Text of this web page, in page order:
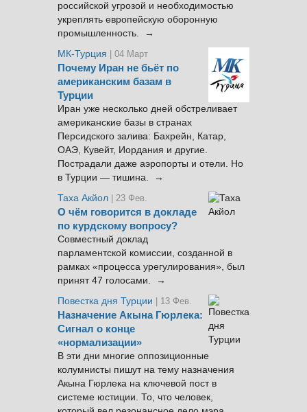
российской угрозой и необходимостью
укреплять европейскую оборонную
промышленность. →
МК-Турция
| 04 Март
Почему Иран не бьёт по
американским базам в
Турции
Иран уже несколько дней обстреливает
американские базы в странах
Персидского залива: Бахрейн, Катар,
ОАЭ, Кувейт, Иордания и другие.
Пострадали даже аэропорты и отели. Но
в Турции — тишина. →
Таха Акйол | 23 Фев.
О чём говорится в докладе
по курдскому вопросу?
Совместный доклад
парламентской комиссии, созданной в
рамках «процесса урегулирования», был
принят 47 голосами. →
Повестка дня Турции
| 13 Фев.
Назначение Акына Гюрлека:
Сигнал о конце
«нормализации»
В эти дни многие оппозиционные
колумнисты пишут на тему назначения
Акына Гюрлека на ключевой пост в
системе юстиции. То, что человек,